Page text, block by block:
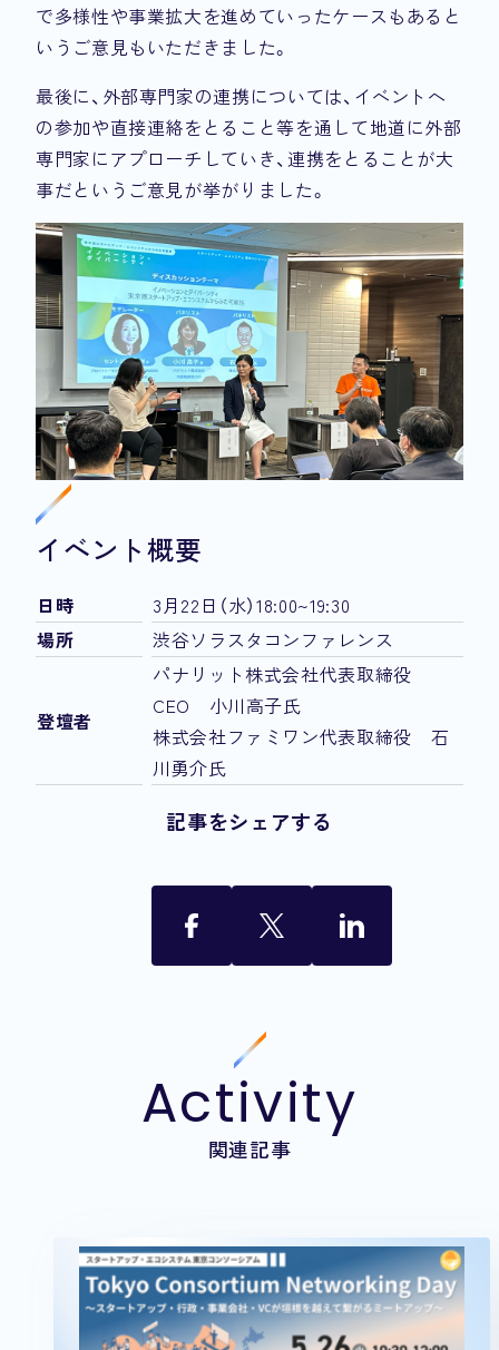
で多様性や事業拡大を進めていったケースもあると
いうご意見もいただきました。
最後に、外部専門家の連携については、イベントへ
の参加や直接連絡をとること等を通して地道に外部
専門家にアプローチしていき、連携をとることが大
事だというご意見が挙がりました。
イベント概要
日時
3月22日（水）18:00~19:30
場所
渋谷ソラスタコンファレンス
登壇者
パナリット株式会社代表取締役
CEO 小川高子氏
株式会社ファミワン代表取締役 石
川勇介氏
記事をシェアする
Activity
関連記事